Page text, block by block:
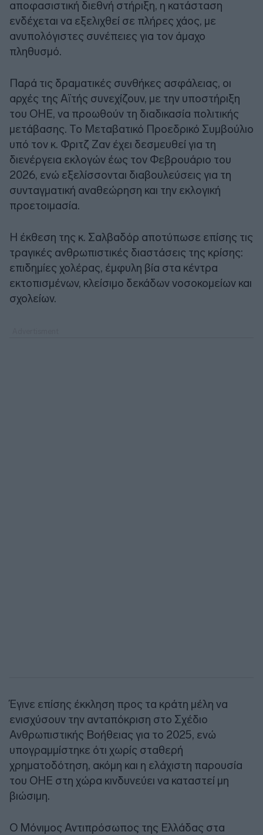
αποφασιστική διεθνή στήριξη, η κατάσταση
ενδέχεται να εξελιχθεί σε πλήρες χάος, με
ανυπολόγιστες συνέπειες για τον άμαχο
πληθυσμό.
Παρά τις δραματικές συνθήκες ασφάλειας, οι
αρχές της Αϊτής συνεχίζουν, με την υποστήριξη
του ΟΗΕ, να προωθούν τη διαδικασία πολιτικής
μετάβασης. Το Μεταβατικό Προεδρικό Συμβούλιο
υπό τον κ. Φριτζ Ζαν έχει δεσμευθεί για τη
διενέργεια εκλογών έως τον Φεβρουάριο του
2026, ενώ εξελίσσονται διαβουλεύσεις για τη
συνταγματική αναθεώρηση και την εκλογική
προετοιμασία.
Η έκθεση της κ. Σαλβαδόρ αποτύπωσε επίσης τις
τραγικές ανθρωπιστικές διαστάσεις της κρίσης:
επιδημίες χολέρας, έμφυλη βία στα κέντρα
εκτοπισμένων, κλείσιμο δεκάδων νοσοκομείων και
σχολείων.
Έγινε επίσης έκκληση προς τα κράτη μέλη να
ενισχύσουν την ανταπόκριση στο Σχέδιο
Ανθρωπιστικής Βοήθειας για το 2025, ενώ
υπογραμμίστηκε ότι χωρίς σταθερή
χρηματοδότηση, ακόμη και η ελάχιστη παρουσία
του ΟΗΕ στη χώρα κινδυνεύει να καταστεί μη
βιώσιμη.
Ο Μόνιμος Αντιπρόσωπος της Ελλάδας στα